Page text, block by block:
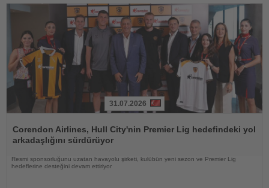
Oku
31.07.2026
Corendon Airlines, Hull City'nin Premier Lig hedefindeki yol
arkadaşlığını sürdürüyor
Resmi sponsorluğunu uzatan havayolu şirketi, kulübün yeni sezon ve Premier Lig
hedeflerine desteğini devam ettiriyor